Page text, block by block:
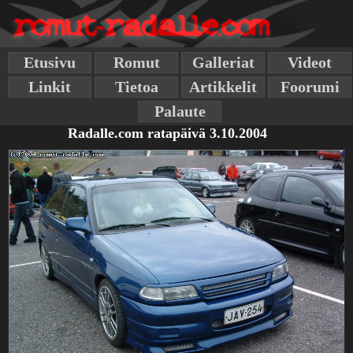
Etusivu Romut Galleriat
Videot
Linkit
Tietoa Artikkelit
Foorumi
Palaute
Radalle.com ratapäivä 3.10.2004